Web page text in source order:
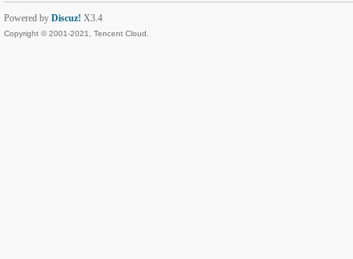
Powered by Discuz! X3.4
Copyright © 2001-2021, Tencent Cloud.